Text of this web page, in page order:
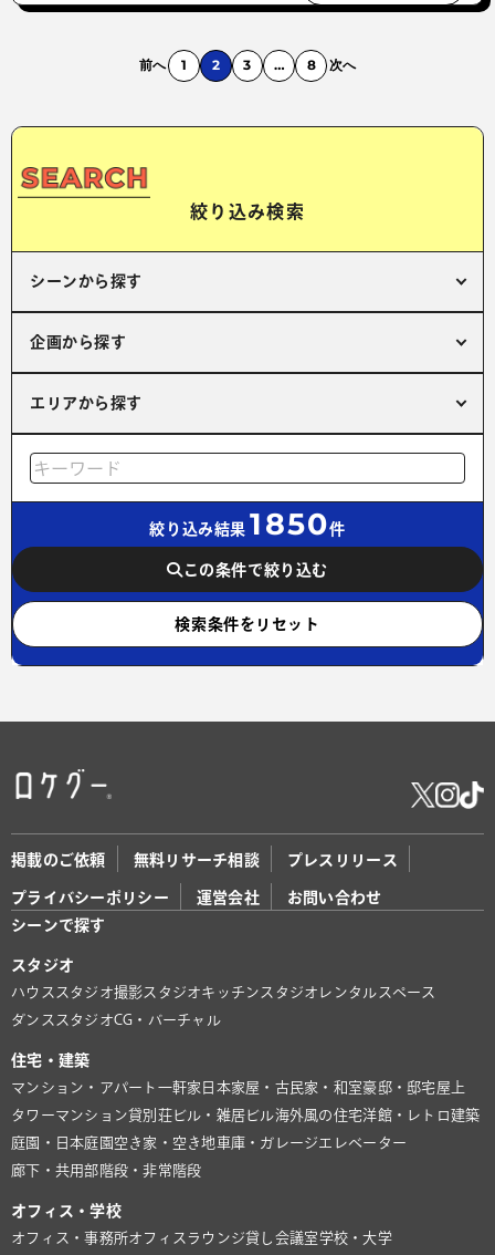
前へ 1 2 3 … 8 次へ
絞り込み検索
シーンから探す
企画から探す
エリアから探す
絞り込み結果 1850件
この条件で絞り込む
検索条件をリセット
掲載のご依頼 無料リサーチ相談 プレスリリース
プライバシーポリシー 運営会社
お問い合わせ
シーンで探す
スタジオ
ハウススタジオ撮影スタジオキッチンスタジオ レンタルスペース
ダンススタジオCG・バーチャル
住宅・建築
マンション・アパート 一軒家 日本家屋・古民家・和室豪邸・邸宅屋上
タワーマンション貸別荘ビル・雑居ビル海外風の住宅洋館・レトロ建築
庭園・日本庭園 空き家・空き地 車庫・ガレージ エレベーター
廊下・共用部 階段・非常階段
オフィス・学校
オフィス・事務所オフィスラウンジ貸し会議室学校・大学